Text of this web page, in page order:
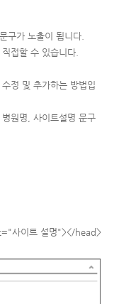
구가 노출이 됩니다.
접할 수 있습니다.
정 및 추가하는 방법입
원명, 사이트설명 문구
사이트 설명"></head>